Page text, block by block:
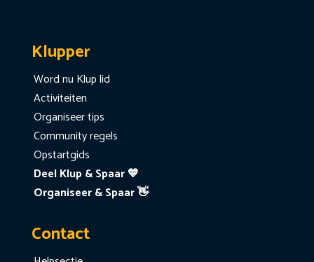
Klupper
Word nu Klup lid
Activiteiten
Organiseer tips
Community regels
Opstartgids
Deel Klup & Spaar 💙
Organiseer & Spaar 👋
Contact